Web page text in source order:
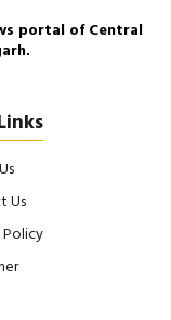
portal of Central
Us